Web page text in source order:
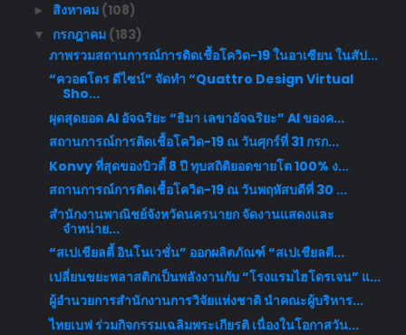
► สิงหาคม (108)
▼ กรกฎาคม (183)
ภาพรวมสถานการณ์การติดเชื้อโควิด-19 ในอาเซียน ในสัป...
“ควอตโตร ดีไซน์” จัดทำ “Quattro Design Virtual
Sho...
ผุดสุดยอด AI อัจฉริยะ “ธิมา เลขาอัจฉริยะ” AI ของค...
สถานการณ์การติดเชื้อโควิด-19 ณ วันศุกร์ที่ 31 กรก...
Konvy ที่สุดของบิวตี้ 8 ปี ทุบสถิติยอดขายโต 100% ง...
สถานการณ์การติดเชื้อโควิด-19 ณ วันพฤหัสบดีที่ 30 ...
สำนักงานพาณิชย์จังหวัดนครนายก จัดงานแสดงและ
จำหน่าย...
“สเปเชียลตี้ อินโนเวชั่น” ออกผลิตภัณฑ์ “สเปเชียลตี...
เปลี่ยนขยะพลาสติกเป็นพลังงานกับ “โรงแรมไฮโดรเจน” แ...
ผู้อำนวยการสำนักงานการวิจัยแห่งชาติ นำคณะผู้บริหาร...
ไทยเบฟ ร่วมกิจกรรมเฉลิมพระเกียรติ เนื่องในโอกาสวัน...